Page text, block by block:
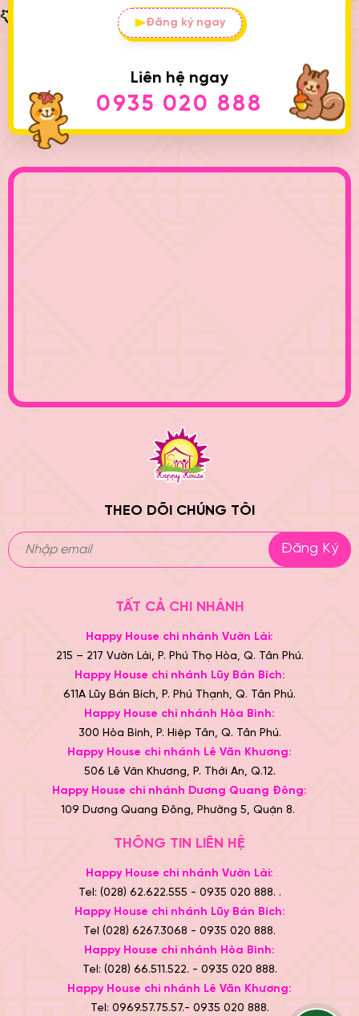
Đăng ký ngay
Liên hệ ngay
0935 020 888
THEO DÕI CHÚNG TÔI
Đăng Ký
TẤT CẢ CHI NHÁNH
Happy House chi nhánh Vườn Lài:
215 – 217 Vườn Lài, P. Phú Thọ Hòa, Q. Tân Phú.
Happy House chi nhánh Lũy Bán Bích:
611A Lũy Bán Bích, P. Phú Thạnh, Q. Tân Phú.
Happy House chi nhánh Hòa Bình:
300 Hòa Bình, P. Hiệp Tân, Q. Tân Phú.
Happy House chi nhánh Lê Văn Khương:
506 Lê Văn Khương, P. Thới An, Q.12.
Happy House chi nhánh Dương Quang Đông:
109 Dương Quang Đông, Phường 5, Quận 8.
THÔNG TIN LIÊN HỆ
Happy House chi nhánh Vườn Lài:
Tel: (028) 62.622.555 - 0935 020 888. .
Happy House chi nhánh Lũy Bán Bích:
Tel (028) 6267.3068 - 0935 020 888.
Happy House chi nhánh Hòa Bình:
Tel: (028) 66.511.522. - 0935 020 888.
Happy House chi nhánh Lê Văn Khương:
Tel: 0969.57.75.57.- 0935 020 888.